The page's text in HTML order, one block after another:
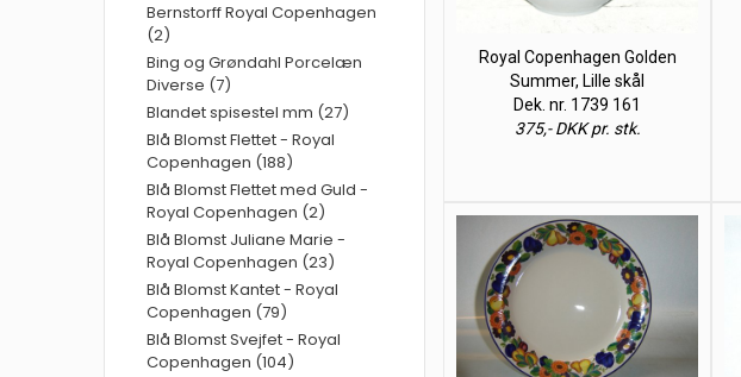
Royal Copenhagen Golden
Summer, Lille skål
Dek. nr. 1739 161
375,- DKK pr. stk.
Bernstorff Royal Copenhagen
(2)
Bing og Grøndahl Porcelæn
Diverse (7)
Blandet spisestel mm (27)
Blå Blomst Flettet - Royal
Copenhagen (188)
Blå Blomst Flettet med Guld -
Royal Copenhagen (2)
Blå Blomst Juliane Marie -
Royal Copenhagen (23)
Blå Blomst Kantet - Royal
Copenhagen (79)
Blå Blomst Svejfet - Royal
Copenhagen (104)